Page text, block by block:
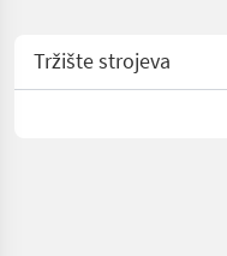
Tržište strojeva